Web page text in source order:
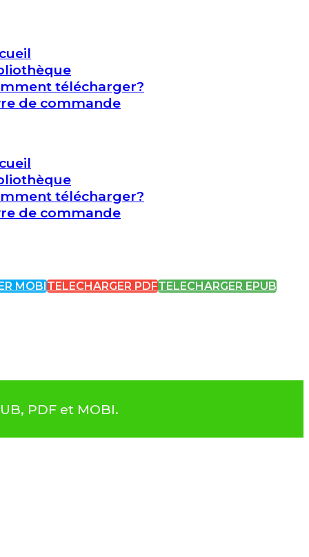
télécharger?
de commande
télécharger?
de commande
MOBITELECHARGER PDFTELECHARGER EPUB
PDF et MOBI.